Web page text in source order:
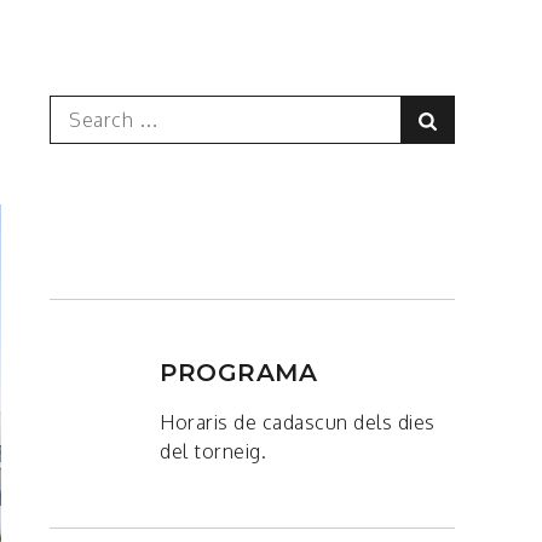
Search
for:
PROGRAMA
Horaris de cadascun dels dies
del torneig.